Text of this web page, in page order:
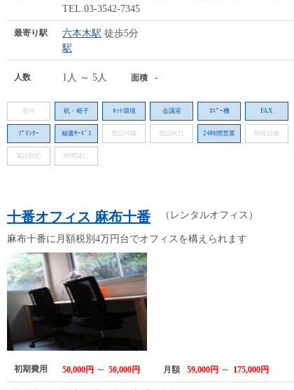
TEL.03-3542-7345
最寄り駅 六本木駅 徒歩5分
駅
人数 1人 ～ 5人 面積 -
受付 机・椅子 ﾈｯﾄ環境 会議室 ｺﾋﾟｰ機 FAX
ﾌﾟﾘﾝﾀｰ 秘書ｻｰﾋﾞｽ 登記可能 登記代行 24時間営業 防音設備
電話対応 時間貸し
十番オフィス 麻布十番 （レンタルオフィス）
麻布十番に月額税別4万円台でオフィスを構えられます
初期費用 50,000円 ～ 50,000円 月額 59,000円 ～ 175,000円